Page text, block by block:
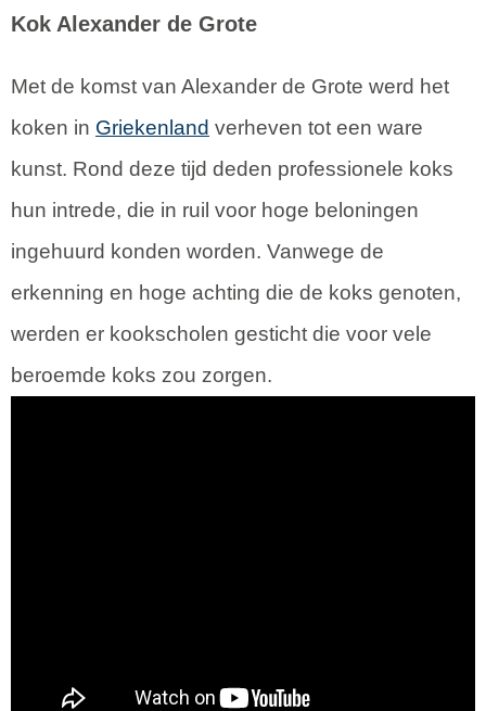
Kok Alexander de Grote
Met de komst van Alexander de Grote werd het
koken in Griekenland verheven tot een ware
kunst. Rond deze tijd deden professionele koks
hun intrede, die in ruil voor hoge beloningen
ingehuurd konden worden. Vanwege de
erkenning en hoge achting die de koks genoten,
werden er kookscholen gesticht die voor vele
beroemde koks zou zorgen.